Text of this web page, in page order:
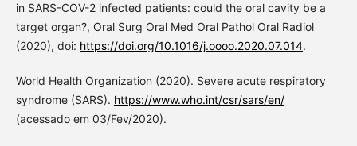
in SARS-COV-2 infected patients: could the oral cavity be a
target organ?, Oral Surg Oral Med Oral Pathol Oral Radiol
(2020), doi: https://doi.org/10.1016/j.oooo.2020.07.014.
World Health Organization (2020). Severe acute respiratory
syndrome (SARS). https://www.who.int/csr/sars/en/
(acessado em 03/Fev/2020).